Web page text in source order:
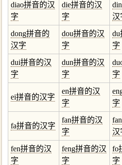
diao拼音的汉
字
die拼音的汉
字
汉
dong拼音的
汉字
dou拼音的汉
字
字
dui拼音的汉
字
dun拼音的汉
字
字
ei拼音的汉字
en拼音的汉
字
字
fa拼音的汉字
fan拼音的汉
字
汉
fen拼音的汉
字
feng拼音的汉
字
fo
字